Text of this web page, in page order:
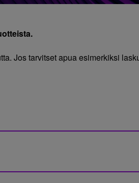
Jos tarvitset apua esimerkiksi